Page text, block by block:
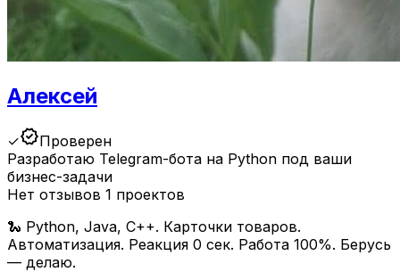
Алексей
✓verifiedПроверен
Разработаю Telegram-бота на Python под ваши
бизнес-задачи
Нет отзывов 1 проектов
🐍 Python, Java, C++. Карточки товаров.
Автоматизация. Реакция 0 сек. Работа 100%. Берусь
— делаю.